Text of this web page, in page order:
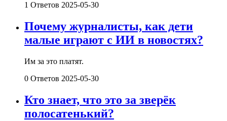
1 Ответов 2025-05-30
Почему журналисты, как дети
малые играют с ИИ в новостях?
Им за это платят.
0 Ответов 2025-05-30
Кто знает, что это за зверёк
полосатенький?